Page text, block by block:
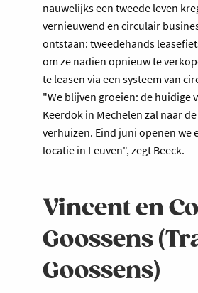
nauwelijks een tweede leven
vernieuwend en circulair
ontstaan: tweedehands
om ze nadien opnieuw te
te leasen via een systeem van
"We blijven groeien: de huidige
Keerdok in Mechelen zal naar
verhuizen. Eind juni openen we
locatie in Leuven", zegt Beeck.
Vincent en
Goossens
Goossens)